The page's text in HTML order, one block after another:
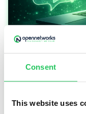
Consent
This website uses
Újgenerációs
újra ránézni. Az